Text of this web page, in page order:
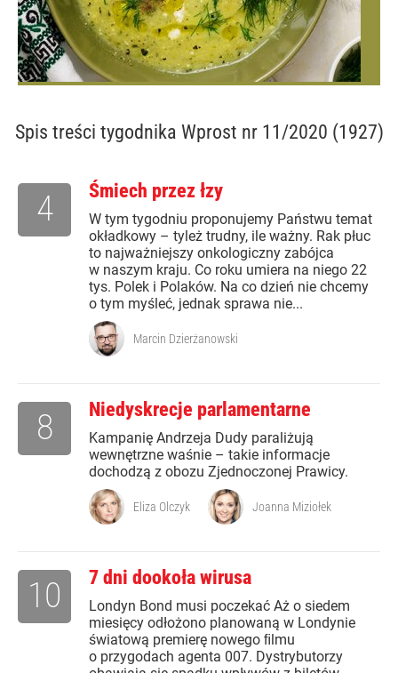
Spis treści tygodnika Wprost nr 11/2020 (1927)
Śmiech przez łzy
W tym tygodniu proponujemy Państwu temat
okładkowy – tyleż trudny, ile ważny. Rak płuc
to najważniejszy onkologiczny zabójca
w naszym kraju. Co roku umiera na niego 22
tys. Polek i Polaków. Na co dzień nie chcemy
o tym myśleć, jednak sprawa nie...
4
Marcin Dzierżanowski
Niedyskrecje parlamentarne
Kampanię Andrzeja Dudy paraliżują
wewnętrzne waśnie – takie informacje
dochodzą z obozu Zjednoczonej Prawicy.
8
Eliza Olczyk Joanna Miziołek
7 dni dookoła wirusa
Londyn Bond musi poczekać Aż o siedem
miesięcy odłożono planowaną w Londynie
światową premierę nowego ﬁlmu
o przygodach agenta 007. Dystrybutorzy
10